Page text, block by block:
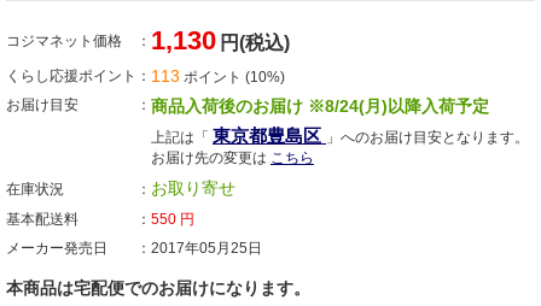
コジマネット価格 1,130 円(税込)
くらし応援ポイント 113 ポイント (10%)
お届け目安
商品入荷後のお届け ※8/24(月)以降入荷予定
上記は「 東京都豊島区 」へのお届け目安となります。
お届け先の変更は こちら
在庫状況
お取り寄せ
基本配送料 550 円
メーカー発売日
2017年05月25日
本商品は宅配便でのお届けになります。